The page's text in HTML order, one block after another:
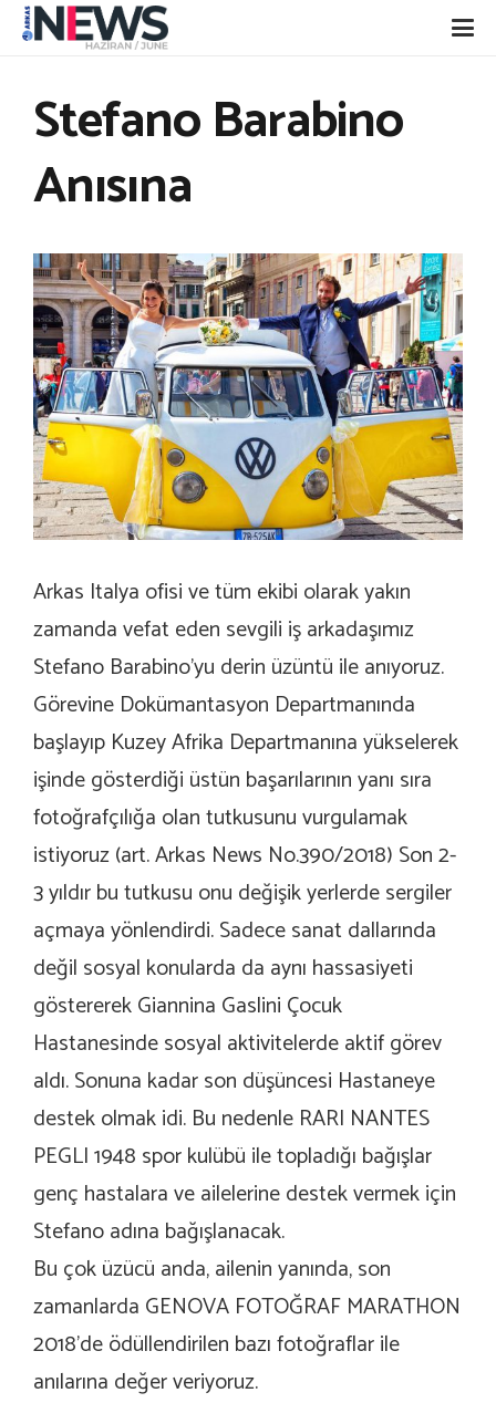
Stefano Barabino
Anısına
Arkas Italya ofisi ve tüm ekibi olarak yakın
zamanda vefat eden sevgili iş arkadaşımız
Stefano Barabino’yu derin üzüntü ile anıyoruz.
Görevine Dokümantasyon Departmanında
başlayıp Kuzey Afrika Departmanına yükselerek
işinde gösterdiği üstün başarılarının yanı sıra
fotoğrafçılığa olan tutkusunu vurgulamak
istiyoruz (art. Arkas News No.390/2018) Son 2-
3 yıldır bu tutkusu onu değişik yerlerde sergiler
açmaya yönlendirdi. Sadece sanat dallarında
değil sosyal konularda da aynı hassasiyeti
göstererek Giannina Gaslini Çocuk
Hastanesinde sosyal aktivitelerde aktif görev
aldı. Sonuna kadar son düşüncesi Hastaneye
destek olmak idi. Bu nedenle RARI NANTES
PEGLI 1948 spor kulübü ile topladığı bağışlar
genç hastalara ve ailelerine destek vermek için
Stefano adına bağışlanacak.
Bu çok üzücü anda, ailenin yanında, son
zamanlarda GENOVA FOTOĞRAF MARATHON
2018’de ödüllendirilen bazı fotoğraflar ile
anılarına değer veriyoruz.